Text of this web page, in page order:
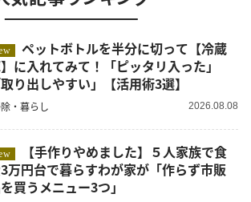
ペットボトルを半分に切って【冷蔵
に入れてみて！「ピッタリ入った」
取り出しやすい」【活用術3選】
・暮らし 2026.08.08
万円台で暮らすわが家が「作らず市販
買うメニュー3つ」